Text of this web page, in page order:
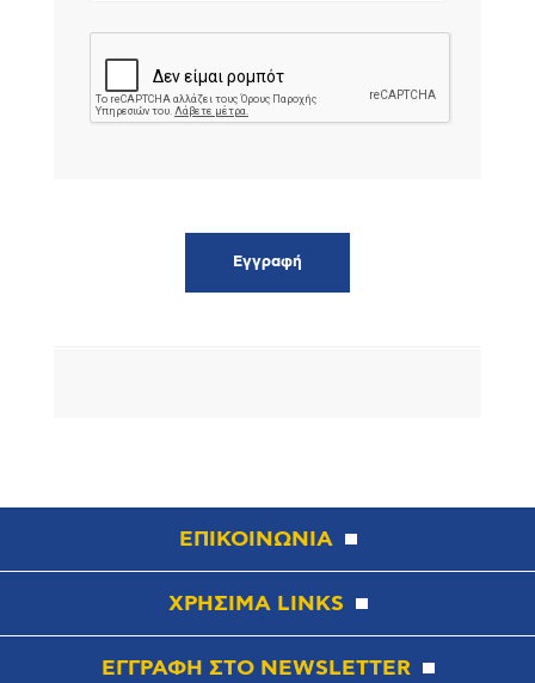
ΕΠΙΚΟΙΝΩΝΙΑ
ΧΡΗΣΙΜΑ LINKS
ΕΓΓΡΑΦΗ ΣΤΟ NEWSLETTER